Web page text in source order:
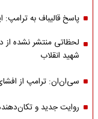
پاسخ قالیباف به
لحظاتی منتشر نشده از
شهید انقلاب
سی‌ان‌ان: ترامپ از
روایت جدید و